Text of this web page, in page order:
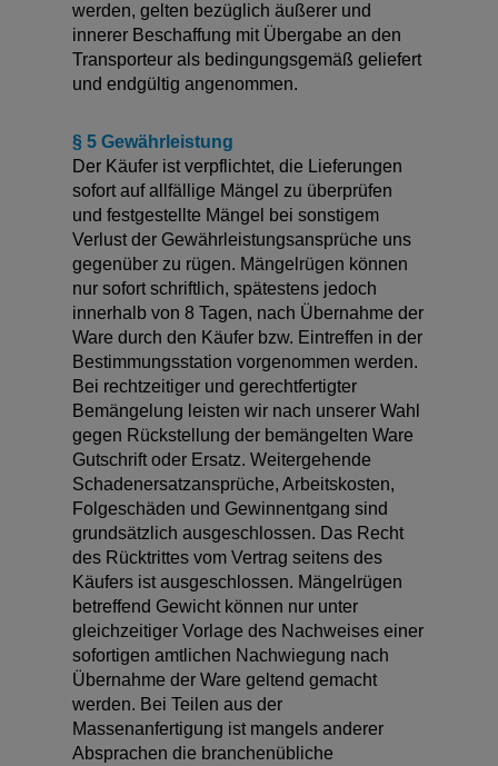
werden, gelten bezüglich äußerer und
innerer Beschaffung mit Übergabe an den
Transporteur als bedingungsgemäß geliefert
und endgültig angenommen.
§ 5 Gewährleistung
Der Käufer ist verpflichtet, die Lieferungen
sofort auf allfällige Mängel zu überprüfen
und festgestellte Mängel bei sonstigem
Verlust der Gewährleistungsansprüche uns
gegenüber zu rügen. Mängelrügen können
nur sofort schriftlich, spätestens jedoch
innerhalb von 8 Tagen, nach Übernahme der
Ware durch den Käufer bzw. Eintreffen in der
Bestimmungsstation vorgenommen werden.
Bei rechtzeitiger und gerechtfertigter
Bemängelung leisten wir nach unserer Wahl
gegen Rückstellung der bemängelten Ware
Gutschrift oder Ersatz. Weitergehende
Schadenersatzansprüche, Arbeitskosten,
Folgeschäden und Gewinnentgang sind
grundsätzlich ausgeschlossen. Das Recht
des Rücktrittes vom Vertrag seitens des
Käufers ist ausgeschlossen. Mängelrügen
betreffend Gewicht können nur unter
gleichzeitiger Vorlage des Nachweises einer
sofortigen amtlichen Nachwiegung nach
Übernahme der Ware geltend gemacht
werden. Bei Teilen aus der
Massenanfertigung ist mangels anderer
Absprachen die branchenübliche